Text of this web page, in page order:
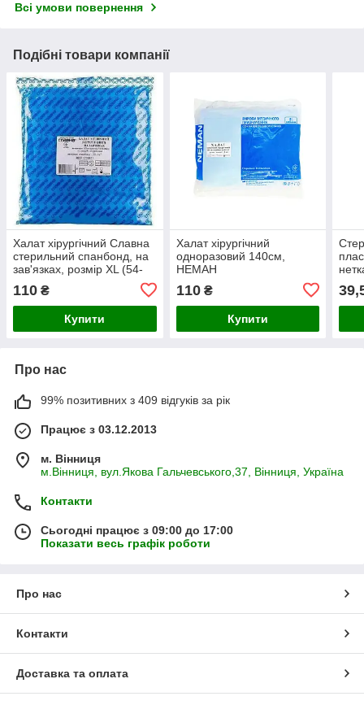
Всі умови повернення
Подібні товари компанії
Халат хірургічний Славна
стерильний спанбонд, на
зав'язках, розмір XL (54-
110 ₴
Купити
Халат хірургічний
одноразовий 140см,
НЕМАН
110₴
Купити
Про нас
99% позитивних з 409 відгуків за рік
Працює з 03.12.2013
м. Вінниця
м.Вінниця, вул.Якова Гальчевського,37, Вінниця, Україна
Контакти
Сьогодні працює з 09:00 до 17:00
Показати весь графік роботи
Про нас
Контакти
Доставка та оплата